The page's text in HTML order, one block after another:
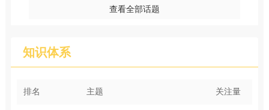
查看全部话题
知识体系
排名 主题 关注量